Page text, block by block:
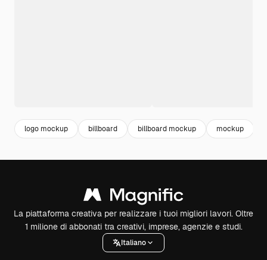
logo mockup billboard billboard mockup mockup
La piattaforma creativa per realizzare i tuoi migliori lavori. Oltre
1 milione di abbonati tra creativi, imprese, agenzie e studi.
Italiano